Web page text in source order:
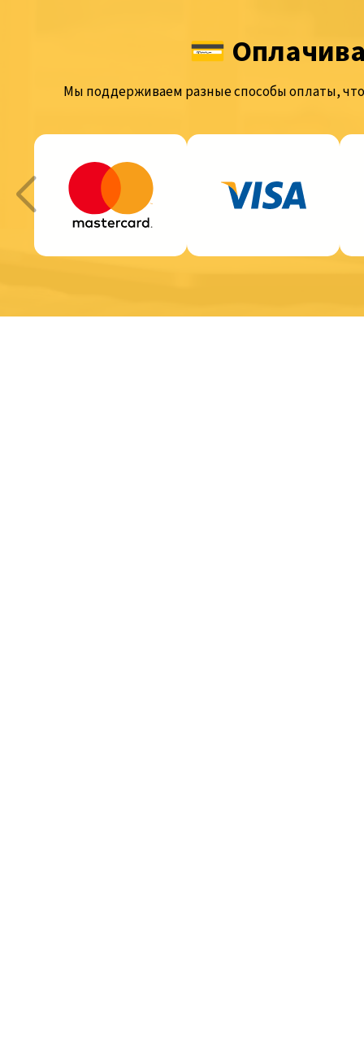
💳
Мы поддерживаем разные способы оплаты,